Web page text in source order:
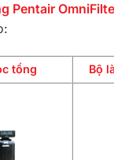
Pentair
tổng Bộ